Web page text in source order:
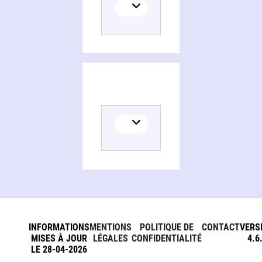
INFORMATIONS
MISES À JOUR
LE 28-04-2026
MENTIONS
LÉGALES
POLITIQUE DE
CONFIDENTIALITÉ
CONTACT